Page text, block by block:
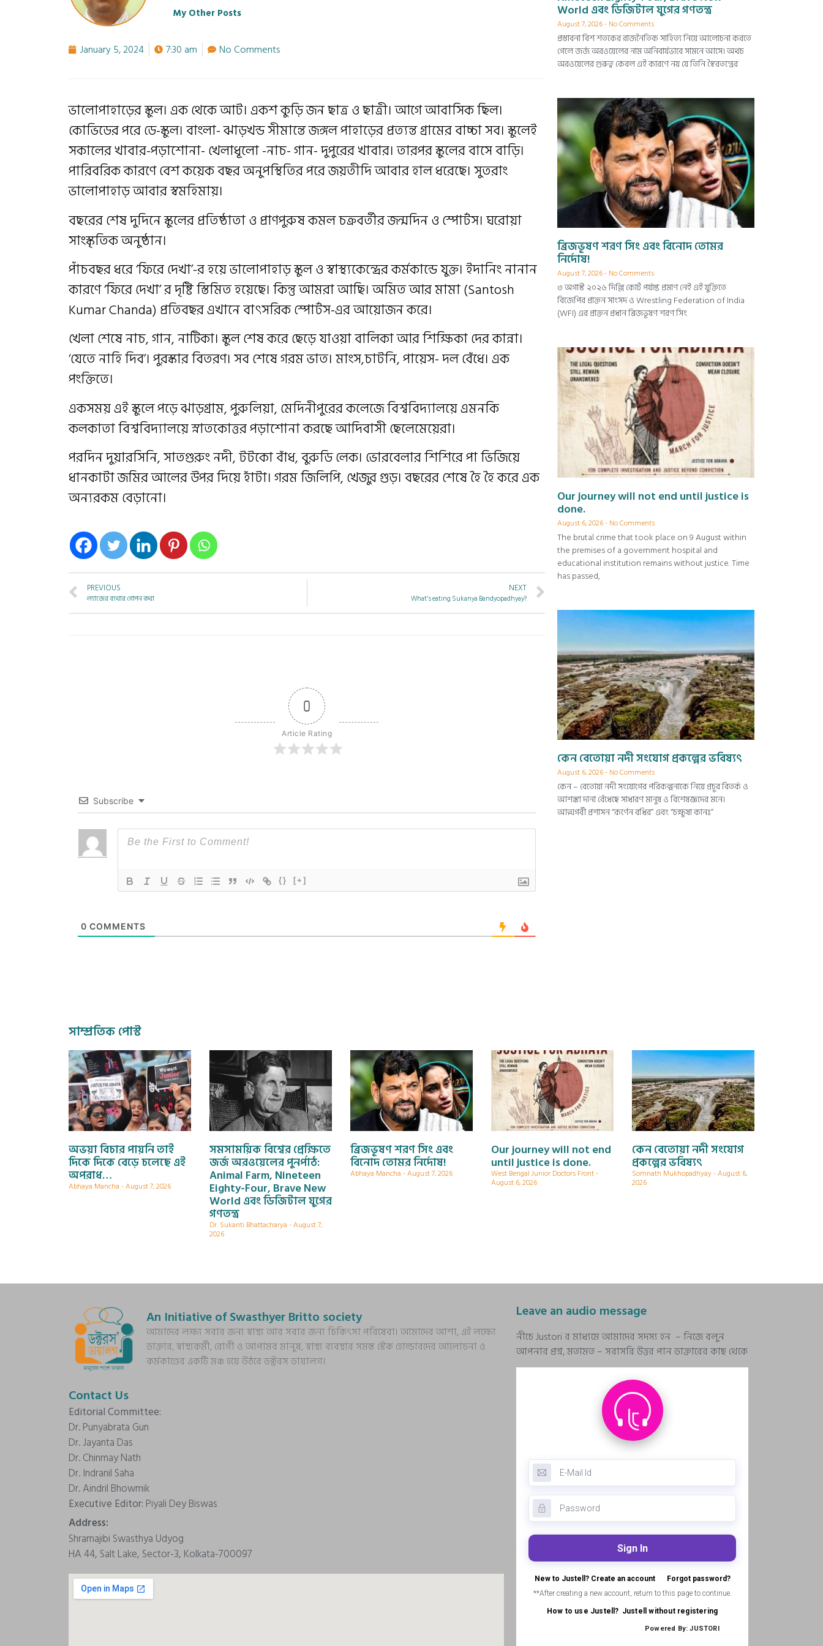
My Other Posts
January 5, 2024 7:30 am No Comments
ভালোপাহাড়ের স্কুল। এক থেকে আট। একশ কুড়ি জন ছাত্র ও ছাত্রী‌। আগে আবাসিক ছিল।
কোভিডের পরে ডে-স্কুল। বাংলা- ঝাড়খন্ড সীমান্তে জঙ্গল পাহাড়ের প্রত্যন্ত গ্রামের বাচ্চা সব। স্কুলেই
সকালের খাবার-পড়াশোনা- খেলাধূলো -নাচ- গান- দুপুরের খাবার। তারপর স্কুলের বাসে বাড়ি।
পারিবরিক কারণে বেশ কয়েক বছর অনুপস্থিতির পরে জয়তীদি আবার হাল ধরেছে। সুতরাং
ভালোপাহাড় আবার স্বমহিমায়।
বছরের শেষ দুদিনে স্কুলের প্রতিষ্ঠাতা ও প্রাণপুরুষ কমল চক্রবর্তীর জন্মদিন ও স্পোর্টস। ঘরোয়া
সাংস্কৃতিক অনুষ্ঠান।
পাঁচবছর ধরে ‘ফিরে দেখা’-র হয়ে ভালোপাহাড় স্কুল ও স্বাস্থ্যকেন্দ্রের কর্মকান্ডে যুক্ত। ইদানিং নানান
কারণে ‘ফিরে দেখা’ র দৃষ্টি স্তিমিত হয়েছে। কিন্তু আমরা আছি। অমিত আর মামা (Santosh
Kumar Chanda) প্রতিবছর এখানে বাৎসরিক স্পোর্টস-এর আয়োজন করে।
খেলা শেষে নাচ, গান, নাটিকা। স্কুল শেষ করে ছেড়ে যাওয়া বালিকা আর শিক্ষিকা দের কান্না।
‘যেতে নাহি দিব’। পুরস্কার বিতরণ। সব শেষে গরম ভাত। মাংস,চাটনি, পায়েস- দল বেঁধে। এক
পংক্তিতে।
একসময় এই স্কুলে পড়ে ঝাড়গ্রাম, পুরুলিয়া, মেদিনীপুরের কলেজে বিশ্ববিদ্যালয়ে এমনকি
কলকাতা বিশ্ববিদ্যালয়ে স্নাতকোত্তর পড়াশোনা করছে আদিবাসী ছেলেমেয়েরা।
পরদিন দুয়ারসিনি, সাতগুরুং নদী, টটকো বাঁধ, বুরুডি লেক। ভোরবেলার শিশিরে পা ভিজিয়ে
ধানকাটা জমির আলের উপর দিয়ে হাঁটা। গরম জিলিপি, খেজুর গুড়। বছরের শেষে হৈ হৈ করে এক
অন্যরকম বেড়ানো।
PREVIOUS
ল্যাজের ব্যথার গোপন কথা
NEXT
What’s eating Sukanya Bandyopadhyay?
0
Article Rating
Subscribe
{} [+]
0 COMMENTS
World এবং ডিজিটাল যুগের গণতন্ত্র
August 7, 2026 No Comments
প্রস্তাবনা বিশ শতকের রাজনৈতিক সাহিত্য নিয়ে আলোচনা করতে
গেলে জর্জ অরওয়েলের নাম অনিবার্যভাবে সামনে আসে। অথচ
অরওয়েলের গুরুত্ব কেবল এই কারণে নয় যে তিনি স্বৈরতন্ত্রের
ব্রিজভূষণ শরণ সিং এবং বিনোদ তোমর
নির্দোষ!
August 7, 2026 No Comments
৩ অগাস্ট ২০২৬ দিল্লি কোর্ট পর্যাপ্ত প্রমাণ নেই এই যুক্তিতে
বিজেপির প্রাক্তন সাংসদ ও Wrestling Federation of India
(WFI) এর প্রাক্তন প্রধান ব্রিজভূষণ শরণ সিং
Our journey will not end until justice is
done.
August 6, 2026 No Comments
The brutal crime that took place on 9 August within
the premises of a government hospital and
educational institution remains without justice. Time
has passed,
কেন বেতোয়া নদী সংযোগ প্রকল্পের ভবিষ্যৎ
August 6, 2026 No Comments
কেন – বেতোয়া নদী সংযোগের পরিকল্পনাকে নিয়ে প্রচুর বিতর্ক ও
আশঙ্কা দানা বেঁধেছে সাধারণ মানুষ ও বিশেষজ্ঞদের মনে।
আত্মগর্বী প্রশাসন “কর্ণেন বধির” এবং “চক্ষুষা কানঃ”
সাম্প্রতিক পোস্ট
অভয়া বিচার পায়নি তাই
দিকে দিকে বেড়ে চলেছে এই
অপরাধ…
Abhaya Mancha August 7, 2026
সমসাময়িক বিশ্বের প্রেক্ষিতে
জর্জ অরওয়েলের পুনর্পাঠ:
Animal Farm, Nineteen
Eighty-Four, Brave New
World এবং ডিজিটাল যুগের
গণতন্ত্র
Dr. Sukanti Bhattacharya August 7,
2026
ব্রিজভূষণ শরণ সিং এবং
বিনোদ তোমর নির্দোষ!
Abhaya Mancha August 7, 2026
Our journey will not end
until justice is done.
West Bengal Junior Doctors Front
August 6, 2026
কেন বেতোয়া নদী সংযোগ
প্রকল্পের ভবিষ্যৎ
Somnath Mukhopadhyay August 6,
2026
An Initiative of Swasthyer Britto society
আমাদের লক্ষ্য সবার জন্য স্বাস্থ্য আর সবার জন্য চিকিৎসা পরিষেবা। আমাদের আশা, এই লক্ষ্যে
ডাক্তার, স্বাস্থ্যকর্মী, রোগী ও আপামর মানুষ, স্বাস্থ্য ব্যবস্থার সমস্ত স্টেক হোল্ডারদের আলোচনা ও
কর্মকাণ্ডের একটি মঞ্চ হয়ে উঠবে ডক্টরস ডায়ালগ।
Contact Us
Editorial Committee:
Dr. Punyabrata Gun
Dr. Jayanta Das
Dr. Chinmay Nath
Dr. Indranil Saha
Dr. Aindril Bhowmik
Executive Editor: Piyali Dey Biswas
Address:
Shramajibi Swasthya Udyog
HA 44, Salt Lake, Sector-3, Kolkata-700097
Leave an audio message
নীচে Justori র মাধ্যমে আমাদের সদস্য হন – নিজে বলুন
আপনার প্রশ্ন, মতামত – সরাসরি উত্তর পান ডাক্তারের কাছ থেকে